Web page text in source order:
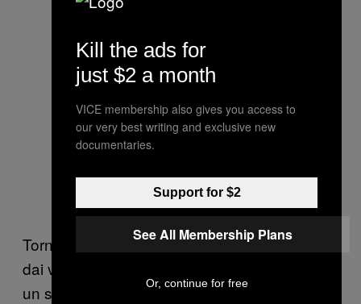
Tornando al possibile cambiamento portato
dai video-selfie di protesta, potremmo definirli
un sintomo del fatto che gli imprevisti
Kill the ads for
just $2 a month
VICE membership also gives you access to
our very best writing and exclusive new
documentaries.
Support for $2
See All Membership Plans
Or, continue for free